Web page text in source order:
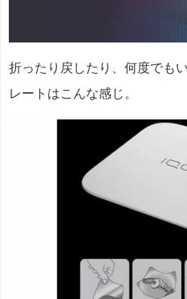
折ったり戻したり、何度でも
レートはこんな感じ。